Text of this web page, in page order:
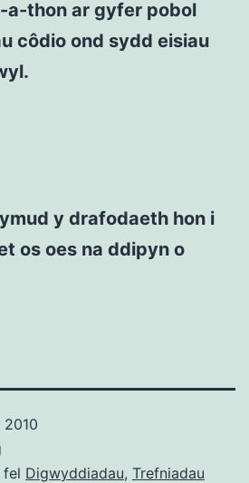
thon ar gyfer pobol
côdio ond sydd eisiau
y drafodaeth hon i
os oes na ddipyn o
fel Digwyddiadau, Trefniadau